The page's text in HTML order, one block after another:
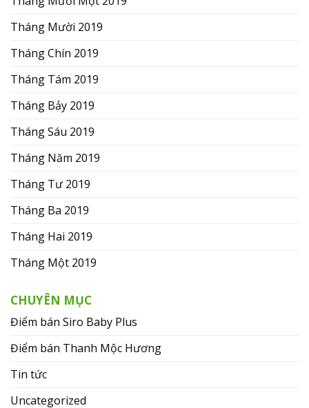
Tháng Mười 2019
Tháng Chín 2019
Tháng Tám 2019
Tháng Bảy 2019
Tháng Sáu 2019
Tháng Năm 2019
Tháng Tư 2019
Tháng Ba 2019
Tháng Hai 2019
Tháng Một 2019
CHUYÊN MỤC
Điểm bán Siro Baby Plus
Điểm bán Thanh Mộc Hương
Tin tức
Uncategorized